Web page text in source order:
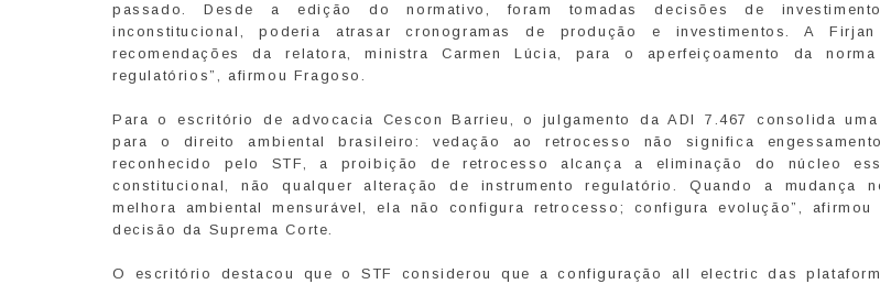
passado. Desde a edição do normativo, foram tomadas decisões de
inconstitucional, poderia atrasar cronogramas de produção e investimentos. A
recomendações da relatora, ministra Carmen Lúcia, para o aperfeiçoamento da
regulatórios”, afirmou Fragoso.
Para o escritório de advocacia Cescon Barrieu, o julgamento da ADI 7.467 consolida
para o direito ambiental brasileiro: vedação ao retrocesso não significa
reconhecido pelo STF, a proibição de retrocesso alcança a eliminação do núcleo
constitucional, não qualquer alteração de instrumento regulatório. Quando a mudança
melhora ambiental mensurável, ela não configura retrocesso; configura evolução”,
decisão da Suprema Corte.
O escritório destacou que o STF considerou que a configuração all electric das